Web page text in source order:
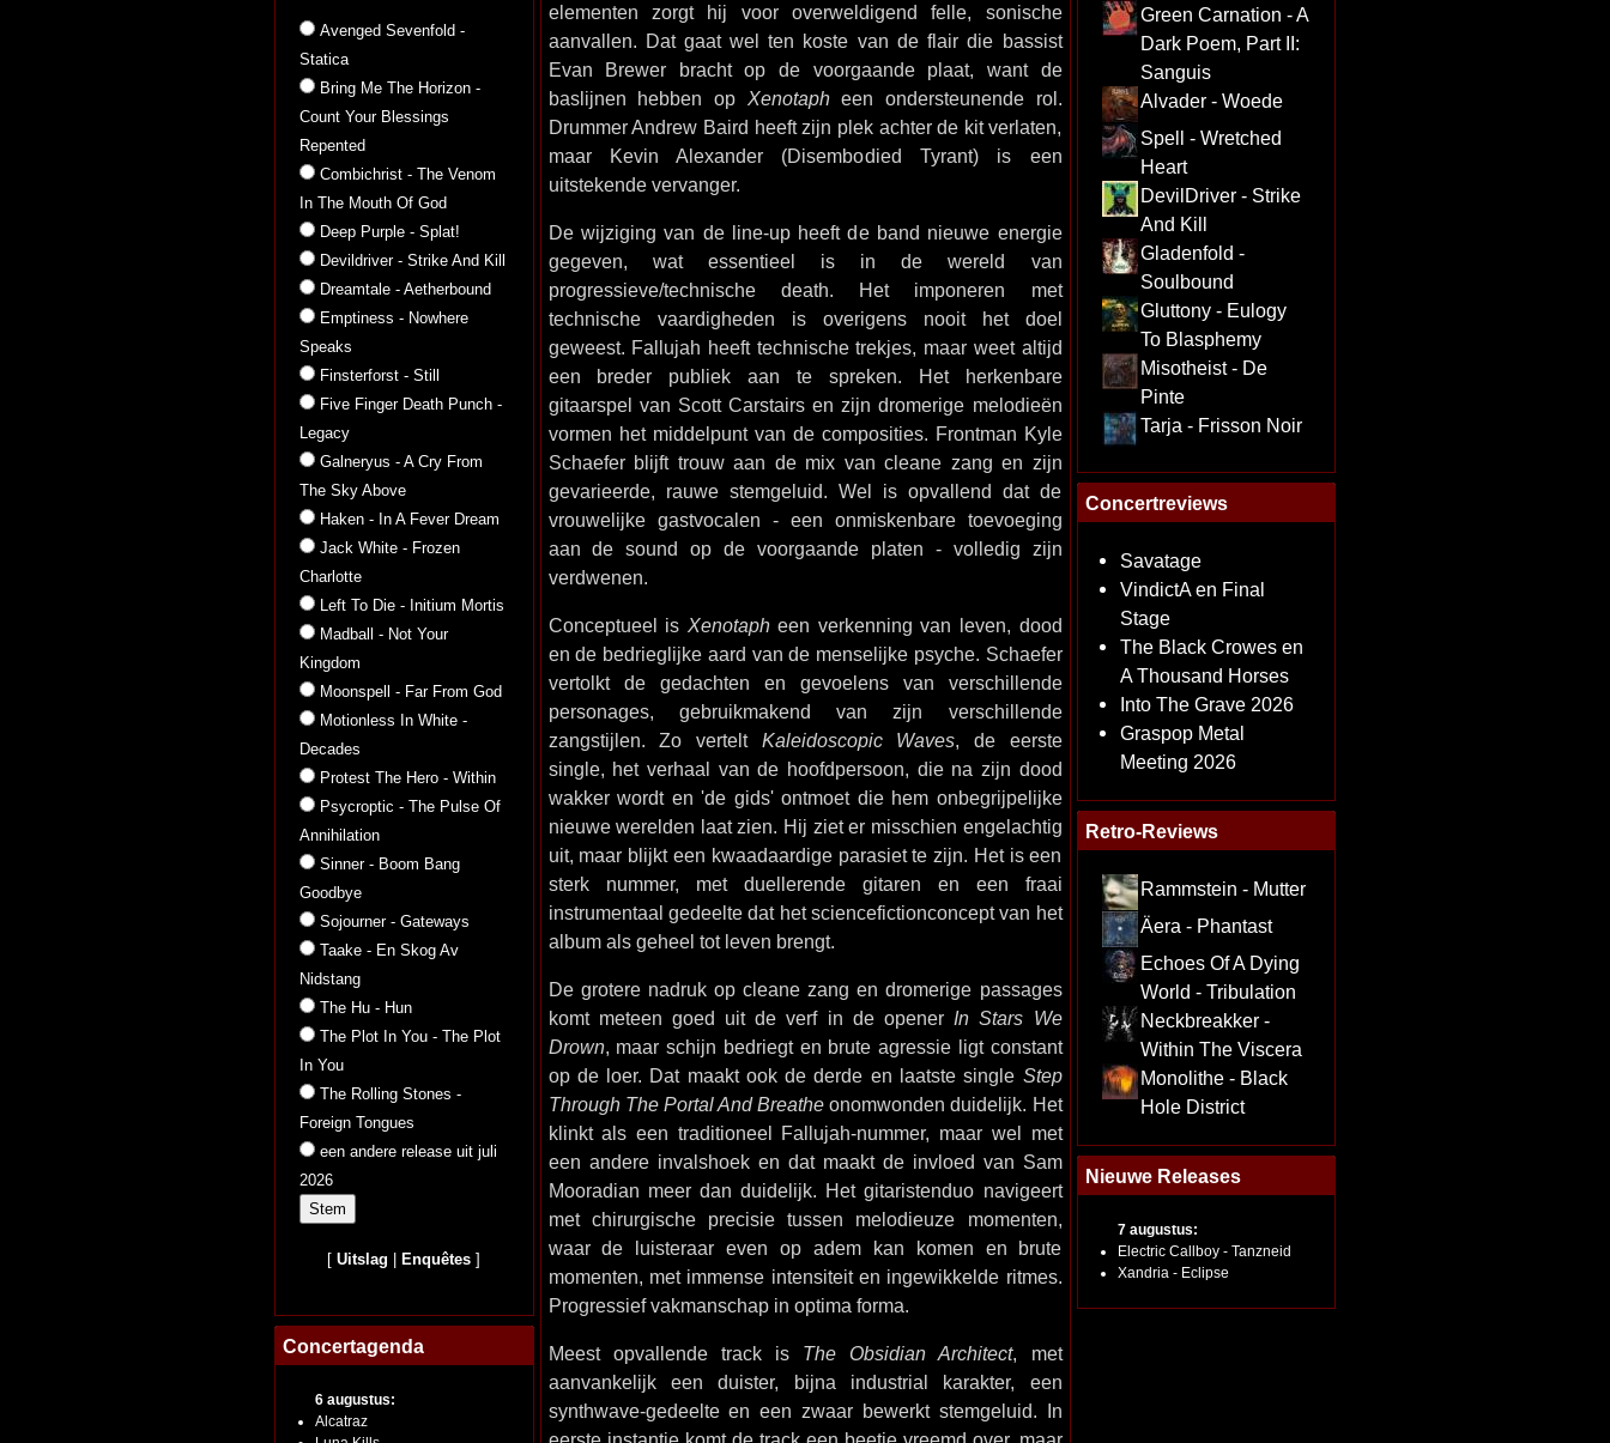
Avenged Sevenfold -
Statica
Bring Me The Horizon -
Count Your Blessings
Repented
Combichrist - The Venom
In The Mouth Of God
Deep Purple - Splat!
Devildriver - Strike And Kill
Dreamtale - Aetherbound
Emptiness - Nowhere
Speaks
Finsterforst - Still
Five Finger Death Punch -
Legacy
Galneryus - A Cry From
The Sky Above
Haken - In A Fever Dream
Jack White - Frozen
Charlotte
Left To Die - Initium Mortis
Madball - Not Your
Kingdom
Moonspell - Far From God
Motionless In White -
Decades
Protest The Hero - Within
Psycroptic - The Pulse Of
Annihilation
Sinner - Boom Bang
Goodbye
Sojourner - Gateways
Taake - En Skog Av
Nidstang
The Hu - Hun
The Plot In You - The Plot
In You
The Rolling Stones -
Foreign Tongues
een andere release uit juli
2026
[Uitslag Enquêtes ]
Concertagenda
6 augustus:
Alcatraz
elementen zorgt hij voor overweldigend felle, sonische
aanvallen. Dat gaat wel ten koste van de flair die bassist
Evan Brewer bracht op de voorgaande plaat, want de
baslijnen hebben op Xenotapheen ondersteunende rol.
Drummer Andrew Baird heeft zijn plek achter de kit verlaten,
maar Kevin Alexander (Disembodied Tyrant) is een
uitstekende vervanger.
De wijziging van de line-up heeft de band nieuwe energie
gegeven, wat essentieel is in de wereld van
progressieve/technische death. Het imponeren met
technische vaardigheden is overigens nooit het doel
geweest. Fallujah heeft technische trekjes, maar weet altijd
een breder publiek aan te spreken. Het herkenbare
gitaarspel van Scott Carstairs en zijn dromerige melodieën
vormen het middelpunt van de composities. Frontman Kyle
Schaefer blijft trouw aan de mix van cleane zang en zijn
gevarieerde, rauwe stemgeluid. Wel is opvallend dat de
vrouwelijke gastvocalen - een onmiskenbare toevoeging
aan de sound op de voorgaande platen - volledig zijn
verdwenen.
Conceptueel is Xenotapheen verkenning van leven, dood
en de bedrieglijke aard van de menselijke psyche. Schaefer
vertolkt de gedachten en gevoelens van verschillende
personages, gebruikmakend van zijn verschillende
zangstijlen. Zo vertelt Kaleidoscopic Waves, de eerste
single, het verhaal van de hoofdpersoon, die na zijn dood
wakker wordt en 'de gids' ontmoet die hem onbegrijpelijke
nieuwe werelden laat zien. Hij ziet er misschien engelachtig
uit, maar blijkt een kwaadaardige parasiet te zijn. Het is een
sterk nummer, met duellerende gitaren en een fraai
instrumentaal gedeelte dat het sciencefictionconcept van het
album als geheel tot leven brengt.
De grotere nadruk op cleane zang en dromerige passages
komt meteen goed uit de verf in de opener In Stars We
Drown, maar schijn bedriegt en brute agressie ligt constant
op de loer. Dat maakt ook de derde en laatste single Step
Through The Portal And Breathe onomwonden duidelijk. Het
klinkt als een traditioneel Fallujah-nummer, maar wel met
een andere invalshoek en dat maakt de invloed van Sam
Mooradian meer dan duidelijk. Het gitaristenduo navigeert
met chirurgische precisie tussen melodieuze momenten,
waar de luisteraar even op adem kan komen en brute
momenten, met immense intensiteit en ingewikkelde ritmes.
Progressief vakmanschap in optima forma.
Meest opvallende track is The Obsidian Architect, met
aanvankelijk een duister, bijna industrial karakter, een
synthwave-gedeelte en een zwaar bewerkt stemgeluid. In
Green Carnation - A
Dark Poem, Part II:
Sanguis
Alvader - Woede
Spell - Wretched
Heart
DevilDriver - Strike
And Kill
Gladenfold -
Soulbound
Gluttony - Eulogy
To Blasphemy
Misotheist - De
Pinte
Tarja - Frisson Noir
Concertreviews
Savatage
VindictA en Final
Stage
The Black Crowes en
A Thousand Horses
Into The Grave 2026
Graspop Metal
Meeting 2026
Retro-Reviews
Rammstein - Mutter
Äera - Phantast
Echoes Of A Dying
World - Tribulation
Neckbreakker -
Within The Viscera
Monolithe - Black
Hole District
Nieuwe Releases
7 augustus:
Electric Callboy - Tanzneid
Xandria - Eclipse